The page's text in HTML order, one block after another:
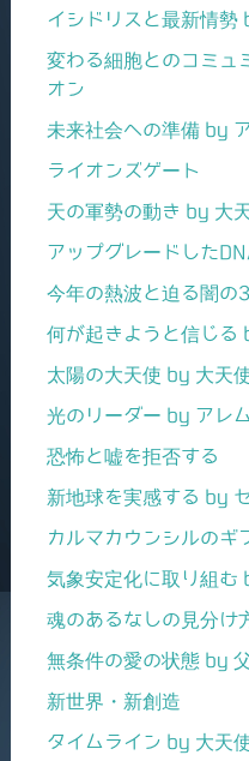
イシドリスと最新情勢
変わる細胞とのコミュ
オン
未来社会への準備 by
ライオンズゲート
天の軍勢の動き by 大
アップグレードした
今年の熱波と迫る闇の
何が起きようと信じる
太陽の大天使 by 大天
光のリーダー by アレ
恐怖と嘘を拒否する
新地球を実感する by
カルマカウンシルのギ
気象安定化に取り組む
魂のあるなしの見分け
無条件の愛の状態 by
新世界・新創造
タイムライン by 大天